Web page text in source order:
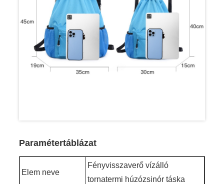
Paramétertáblázat
Elem neve
Fényvisszaverő vízálló
tornatermi húzózsinór táska